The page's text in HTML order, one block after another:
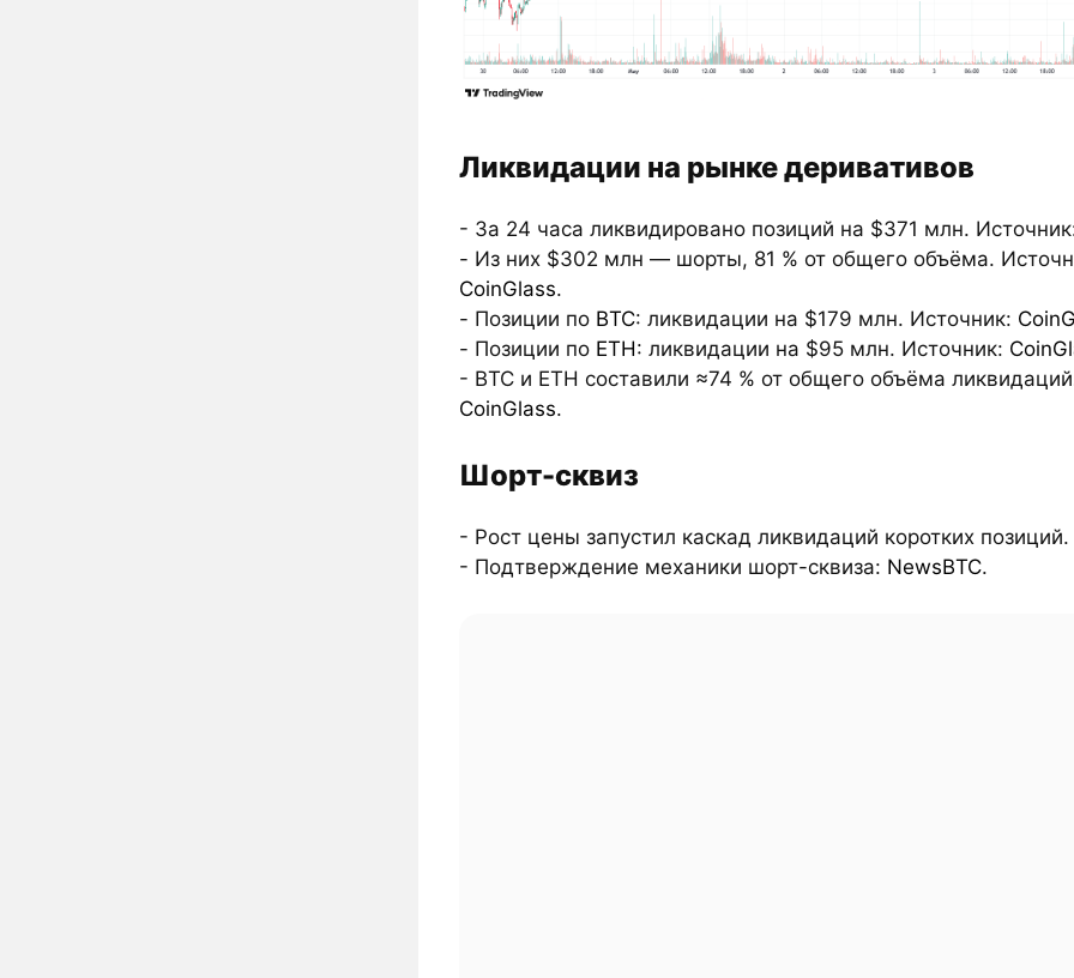
Ликвидации на рынке деривативов
- За 24 часа ликвидировано позиций на $371 млн.
- Из них $302 млн — шорты, 81 % от общего объёма.
CoinGlass.
- Позиции по BTC: ликвидации на $179 млн. Источник:
- Позиции по ETH: ликвидации на $95 млн. Источник:
- BTC и ETH составили ≈74 % от общего объёма
CoinGlass.
Шорт-сквиз
- Рост цены запустил каскад ликвидаций коротких позиций.
- Подтверждение механики шорт-сквиза: NewsBTC.